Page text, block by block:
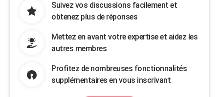
Suivez vos discussions facilement et
obtenez plus de réponses
Mettez en avant votre expertise et aidez les
autres membres
Profitez de nombreuses fonctionnalités
supplémentaires en vous inscrivant